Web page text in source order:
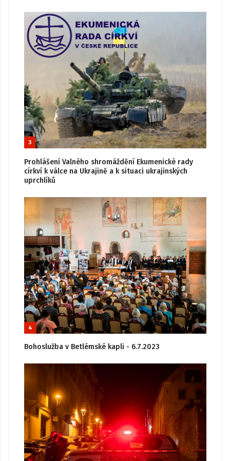
3
Prohlášení Valného shromáždění Ekumenické rady
církví k válce na Ukrajině a k situaci ukrajinských
uprchlíků
4
Bohoslužba v Betlémské kapli - 6.7.2023